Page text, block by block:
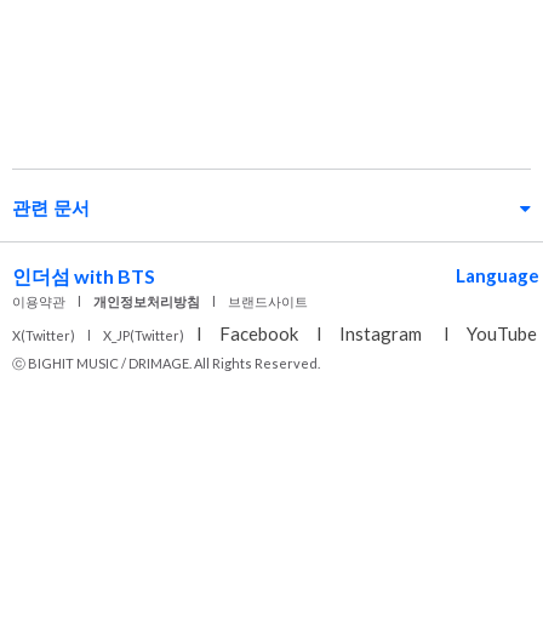
관련 문서
인더섬 with BTS Language
이용약관 l 개인정보처리방침 l 브랜드사이트
X(Twitter) l X_JP(Twitter) l Facebook l Instagram l YouTube
ⓒ BIGHIT MUSIC / DRIMAGE. All Rights Reserved.